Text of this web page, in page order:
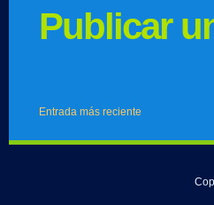
Publicar
Entrada más reciente